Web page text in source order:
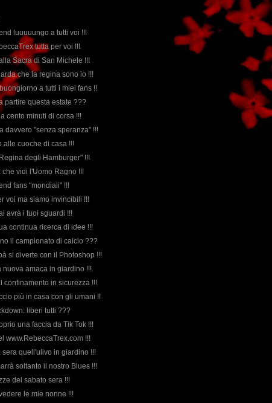
luuuuungo a tutti voi !!!
tutta per voi !!!
Sacra di San Michele !!!
che la regina sono io !!!
a tutti i miei fans !!
partire questa estate ???
cento minuti di corsa !!!
davvero "senza speranza" !!!
alle cuoche di casa !!!
degli Hamburger" !!!
che vidi l'Uomo Ragno !!!
fans "mondiali" !!!
voi ma siamo invincibili !!!
avrà i tuoi sguardi !!!
continua ricerca di idee !!!
il campionato di calcio ???
si diverte con il Photoshop !!!
nuova amaca in giardino !!!
confinamento in sicurezza !!!
più in casa con gli umani !!
liberi tutti ???
una faccia da Tik Tok !!!
www.RebeccaTrex.com !!!
sera quell'ulivo in giardino !!!
soltanto il nostro Blues !!!
del sabato sera !!!
le mie nonne !!!